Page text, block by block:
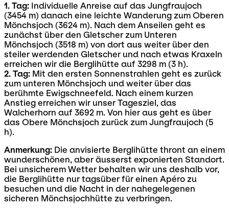
1. Tag: Individuelle Anreise auf das Jungfraujoch
(3454 m) danach eine leichte Wanderung zum Oberen
Mönchsjoch (3624 m). Nach dem Anseilen geht es
zunächst über den Gletscher zum Unteren
Mönchsjoch (3518 m) von dort aus weiter über den
steiler werdenden Gletscher und nach etwas Kraxeln
erreichen wir die Berglihütte auf 3298 m (3 h).
2. Tag: Mit den ersten Sonnenstrahlen geht es zurück
zum unteren Mönchsjoch und weiter über das
berühmte Ewigschneefeld. Nach einem kurzen
Anstieg erreichen wir unser Tagesziel, das
Walcherhorn auf 3692 m. Von hier aus geht es über
das Obere Mönchsjoch zurück zum Jungfraujoch (5
h).
Anmerkung: Die anvisierte Berglihütte thront an einem
wunderschönen, aber äusserst exponierten Standort.
Bei unsicherem Wetter behalten wir uns deshalb vor,
die Berglihütte nur tagsüber für einen Apéro zu
besuchen und die Nacht in der nahegelegenen
sicheren Mönchsjochhütte zu verbringen.